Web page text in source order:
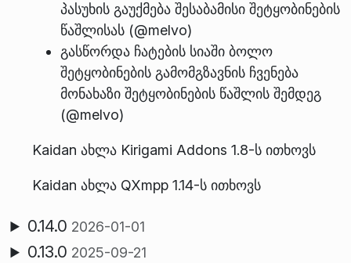
პასუხის გაუქმება შესაბამისი შეტყობინების
წაშლისას (@melvo)
გასწორდა ჩატების სიაში ბოლო
შეტყობინების გამომგზავნის ჩვენება
მონახაზი შეტყობინების წაშლის შემდეგ
(@melvo)
Kaidan ახლა Kirigami Addons 1.8-ს ითხოვს
Kaidan ახლა QXmpp 1.14-ს ითხოვს
0.14.0 2026-01-01
0.13.0 2025-09-21